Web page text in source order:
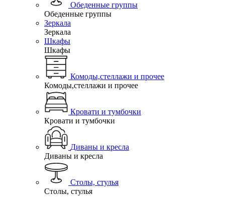
Обеденные группы
Обеденные группы
Зеркала
Зеркала
Шкафы
Шкафы
Комоды,стеллажи и прочее
Комоды,стеллажи и прочее
Кровати и тумбочки
Кровати и тумбочки
Диваны и кресла
Диваны и кресла
Столы, стулья
Столы, стулья